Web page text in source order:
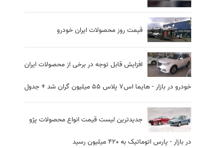
قیمت روز محصولات ایران خودرو
افزایش قابل توجه در برخی از محصولات ایران
خودرو در بازار - هایما اس7 پلاس 55 میلیون گران شد + جدول
جدیدترین لیست قیمت انواع محصولات پژو
در بازار - پارس اتوماتیک به 420 میلیون رسید